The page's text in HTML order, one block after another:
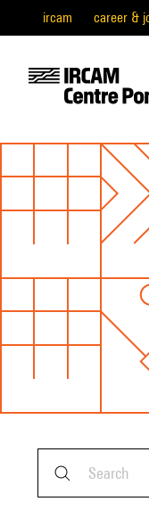
ircam career &